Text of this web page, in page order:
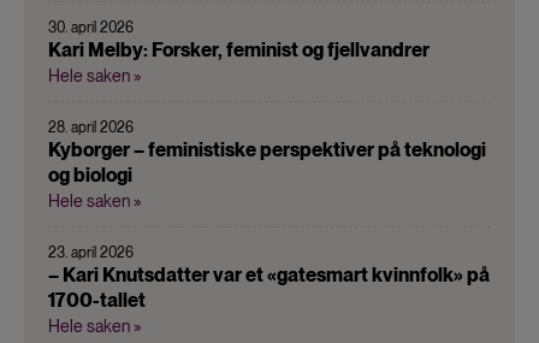
30. april 2026
Kari Melby: Forsker, feminist og fjellvandrer
Hele saken »
28. april 2026
Kyborger – feministiske perspektiver på teknologi
og biologi
Hele saken »
23. april 2026
– Kari Knutsdatter var et «gatesmart kvinnfolk» på
1700-tallet
Hele saken »